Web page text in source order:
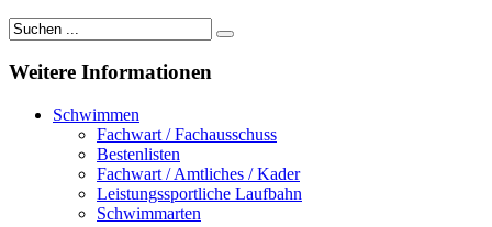
Weitere Informationen
Schwimmen
Fachwart / Fachausschuss
Bestenlisten
Fachwart / Amtliches / Kader
Leistungssportliche Laufbahn
Schwimmarten